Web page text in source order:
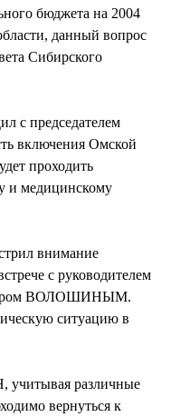
бюджета на 2004
данный вопрос
Сибирского
с председателем
включения Омской
проходить
и медицинскому
внимание
с руководителем
ВОЛОШИНЫМ.
ситуацию в
различные
вернуться к